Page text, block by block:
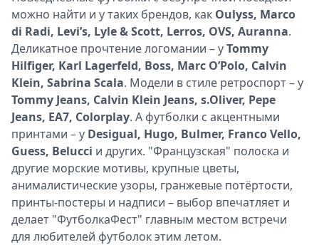
можно найти и у таких брендов, как Oulyss, Marco
di Radi, Levi’s, Lyle & Scott, Lerros, OVS, Auranna.
Деликатное прочтение логомании – уTommy
Hilfiger, Karl Lagerfeld, Boss, Marc O’Polo, Calvin
Klein, Sabrina Scala. Модели в стиле ретроспорт – у
Tommy Jeans, Calvin Klein Jeans, s.Oliver, Pepe
Jeans, EA7, Colorplay. А футболки с акцентными
принтами – у Desigual, Hugo, Bulmer, Franco Vello,
Guess, Belucci и других. "Французская" полоска и
другие морские мотивы, крупные цветы,
анималистические узоры, гранжевые потёртости,
принты-постеры и надписи – выбор впечатляет и
делает "ФутболкаФест" главным местом встречи
для любителей футболок этим летом.